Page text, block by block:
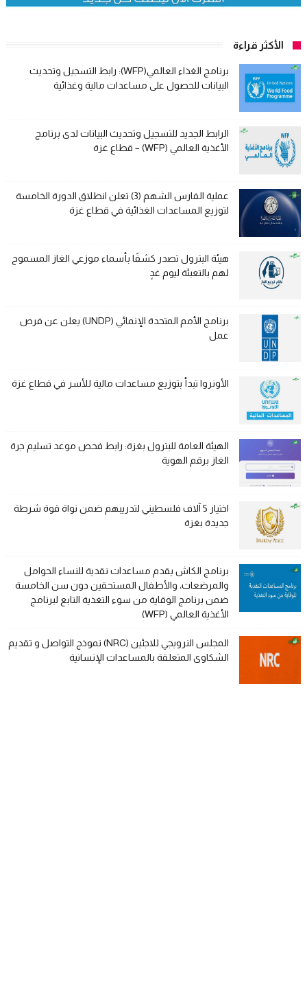
الأكثر قراءة
برنامج الغذاء العالمي(WFP): رابط التسجيل وتحديث
البيانات للحصول على مساعدات مالية وغذائية
الرابط الجديد للتسجيل وتحديث البيانات لدى برنامج
الأغذية العالمي (WFP) – قطاع غزة
عملية الفارس الشهم (3) تعلن انطلاق الدورة الخامسة
لتوزيع المساعدات الغذائية في قطاع غزة
هيئة البترول تصدر كشفًا بأسماء موزعي الغاز المسموح
لهم بالتعبئة ليوم غدٍ
برنامج الأمم المتحدة الإنمائي (UNDP) يعلن عن فرص
عمل
الأونروا تبدأ بتوزيع مساعدات مالية للأسر في قطاع غزة
الهيئة العامة للبترول بغزة: رابط فحص موعد تسليم جرة
الغاز برقم الهوية
اختيار 5 آلاف فلسطيني لتدريبهم ضمن نواة قوة شرطة
جديدة بغزة
برنامج الكاش يقدم مساعدات نقدية للنساء الحوامل
والمرضعات، والأطفال المستحقين دون سن الخامسة
ضمن برنامج الوقاية من سوء التغذية التابع لبرنامج
الأغذية العالمي (WFP)
المجلس النرويجي للاجئين (NRC) نموذج التواصل و تقديم
الشكاوى المتعلقة بالمساعدات الإنسانية